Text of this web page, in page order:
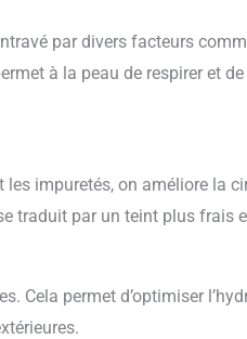
par divers facteurs
à la peau de respirer et
impuretés, on améliore la
traduit par un teint plus frais
Cela permet d’optimiser